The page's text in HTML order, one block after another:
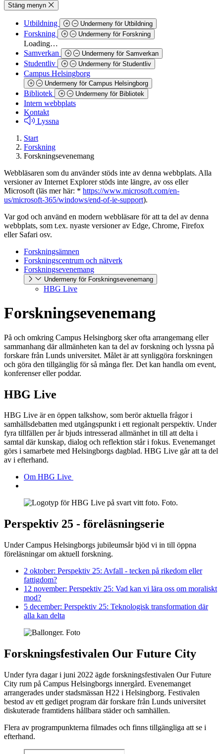
Stäng menyn
Utbildning Undermeny för Utbildning
Forskning Undermeny för Forskning
Loading…
Samverkan
Undermeny för Samverkan
Studentliv Undermeny för Studentliv
Campus Helsingborg
Undermeny för Campus Helsingborg
Bibliotek Undermeny för Bibliotek
Intern webbplats
Kontakt
Lyssna
Start
Forskning
Forskningsevenemang
Webbläsaren som du använder stöds inte av denna webbplats. Alla
versioner av Internet Explorer stöds inte längre, av oss eller
Microsoft (läs mer här: * https://www.microsoft.com/en-
us/microsoft-365/windows/end-of-ie-support).
Var god och använd en modern webbläsare för att ta del av denna
webbplats, som t.ex. nyaste versioner av Edge, Chrome, Firefox
eller Safari osv.
Forskningsämnen
Forskningscentrum och nätverk
Forskningsevenemang
Undermeny för Forskningsevenemang
HBG Live
Forskningsevenemang
På och omkring Campus Helsingborg sker ofta arrangemang eller
sammanhang där allmänheten kan ta del av forskning och lyssna på
forskare från Lunds universitet. Målet är att synliggöra forskningen
och göra den tillgänglig för så många fler. Det kan handla om event,
konferenser eller poddar.
HBG Live
HBG Live är en öppen talkshow, som berör aktuella frågor i
samhällsdebatten med utgångspunkt i ett regionalt perspektiv. Under
fyra tillfällen per år bjuds intresserad allmänhet in till att delta i
samtal där kunskap, dialog och reflektion står i fokus. Evenemanget
görs i samarbete med Helsingborgs dagblad. HBG Live går att ta del
av i efterhand.
Om HBG Live
Perspektiv 25 - föreläsningserie
Under Campus Helsingborgs jubileumsår bjöd vi in till öppna
föreläsningar om aktuell forskning.
2 oktober: Perspektiv 25: Avfall - tecken på rikedom eller
fattigdom?
12 november: Perspektiv 25: Vad kan vi lära oss om moraliskt
mod?
5 december: Perspektiv 25: Teknologisk transformation där
alla kan delta
Forskningsfestivalen Our Future City
Under fyra dagar i juni 2022 ägde forskningsfestivalen Our Future
City rum på Campus Helsingborgs innergård. Evenemanget
arrangerades under stadsmässan H22 i Helsingborg. Festivalen
bestod av ett gediget program där forskare från Lunds universitet
diskuterade framtidens hållbara städer och samhällen.
Flera av programpunkterna filmades och finns tillgängliga att se i
efterhand.